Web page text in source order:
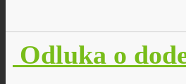
Odluka o